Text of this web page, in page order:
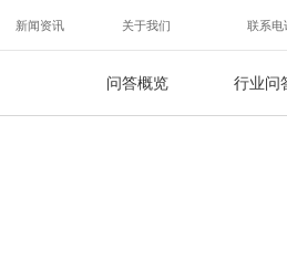
新闻资讯 关于我们 联系电
问答概览 行业问